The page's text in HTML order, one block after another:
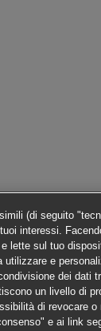
(di seguito
interessi.
lette sul tuo
e
dei dati
un livello di
di revocare
e ai link